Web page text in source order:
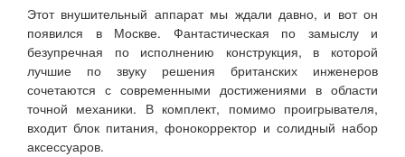
Этот внушительный аппарат мы ждали давно, и вот он
появился в Москве. Фантастическая по замыслу и
безупречная по исполнению конструкция, в которой
лучшие по звуку решения британских инженеров
сочетаются с современными достижениями в области
точной механики. В комплект, помимо проигрывателя,
входит блок питания, фонокорректор и солидный набор
аксессуаров.